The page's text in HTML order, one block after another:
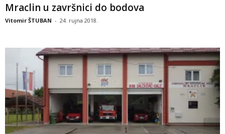
Mraclin u završnici do bodova
Vitomir ŠTUBAN - 24. rujna 2018.